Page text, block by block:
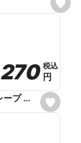
s
e
s
e
270
270 税込
税込
円
円
ファミマ・ザ・クレープ 生チョコ